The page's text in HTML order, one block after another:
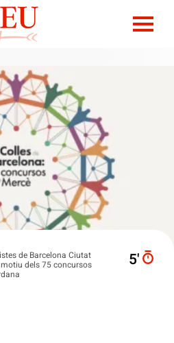
de Barcelona Ciutat
dels 75 concursos
5′